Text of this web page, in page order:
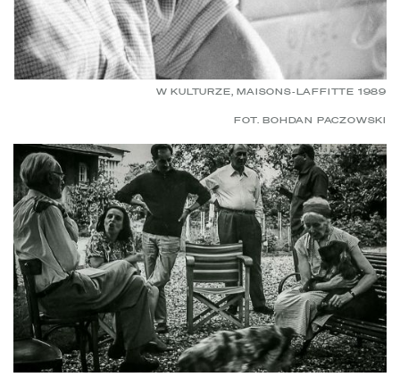
W KULTURZE, MAISONS-LAFFITTE 1989
FOT. BOHDAN PACZOWSKI